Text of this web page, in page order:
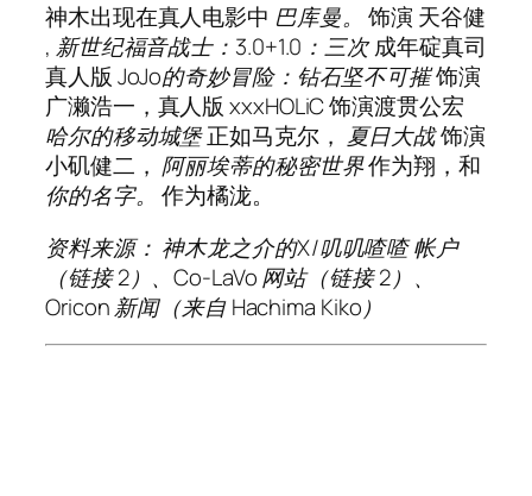
神木出现在真人电影中 巴库曼。
饰演 天谷健
, 新世纪福音战士：3.0+1.0：三次成年碇真司
真人版JoJo的奇妙冒险：钻石坚不可摧饰演
广濑浩一，真人版xxxHOLiC饰演渡贯公宏
哈尔的移动城堡正如马克尔， 夏日大战饰演
小矶健二， 阿丽埃蒂的秘密世界作为翔，和
你的名字。
作为橘泷。
资料来源： 神木龙之介的X/叽叽喳喳帐户
（链接 2）、Co-LaVo 网站（链接 2）、
Oricon 新闻（来自 Hachima Kiko）